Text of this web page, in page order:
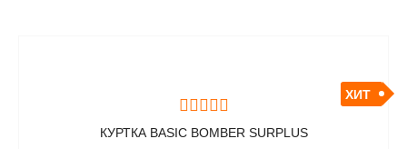
ХИТ
КУРТКА BASIC BOMBER SURPLUS